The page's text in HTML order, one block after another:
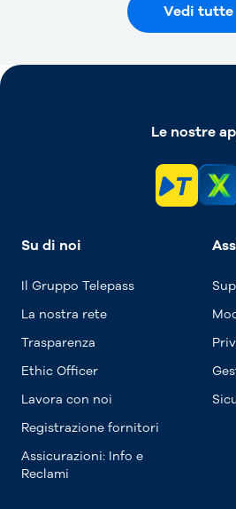
Vedi tutte
Le nostre
Su di noi
Il Gruppo Telepass
La nostra rete
Trasparenza
Ethic Officer
Lavora con noi
Registrazione fornitori
Assicurazioni: Info e
Reclami